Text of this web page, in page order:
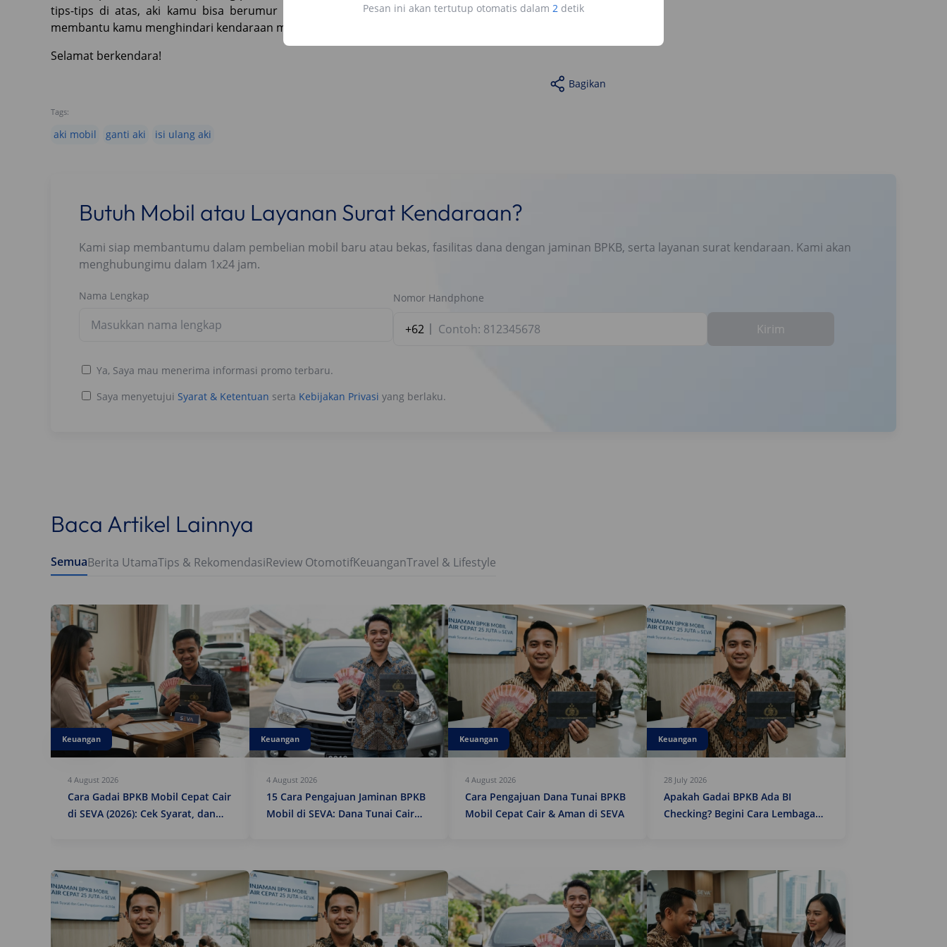
Pesan ini akan tertutup otomatis dalam 1 detik
tips-tips di atas, aki kamu bisa berumur lebih panjang dan nggak mudah soak. Hal ini tentu akan
membantu kamu menghindari kendaraan mogok di tengah jalan.
Selamat berkendara!
Bagikan
Tags:
aki mobil ganti aki isi ulang aki
Butuh Mobil atau Layanan Surat Kendaraan?
Kami siap membantumu dalam pembelian mobil baru atau bekas, fasilitas dana dengan jaminan BPKB, serta layanan surat kendaraan. Kami akan
menghubungimu dalam 1x24 jam.
Nama Lengkap Nomor Handphone
+62 Kirim
Ya, Saya mau menerima informasi promo terbaru.
Saya menyetujui Syarat & Ketentuan serta Kebijakan Privasi yang berlaku.
Baca Artikel Lainnya
SemuaBerita UtamaTips & RekomendasiReview OtomotifKeuanganTravel & Lifestyle
Keuangan
4 August 2026
Cara Gadai BPKB Mobil Cepat Cair
di SEVA (2026): Cek Syarat, dan
Keuangan
4 August 2026
15 Cara Pengajuan Jaminan BPKB
Mobil di SEVA: Dana Tunai Cair
Keuangan
4 August 2026
Cara Pengajuan Dana Tunai BPKB
Mobil Cepat Cair & Aman di SEVA
Keuangan
28 July 2026
Apakah Gadai BPKB Ada BI
Checking? Begini Cara Lembaga